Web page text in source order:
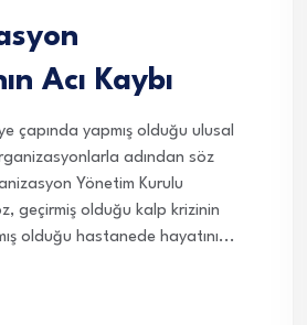
Acı Kaybı
çapında yapmış olduğu ulusal
adından söz
Yönetim Kurulu
geçirmiş olduğu kalp krizinin
olduğu hastanede hayatını...